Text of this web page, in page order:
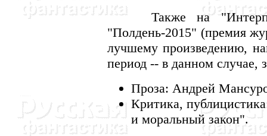
Также на
"Полдень-2015" (премия
лучшему произведению,
период -- в данном случае,
Проза: Андрей
Критика,
и моральный закон".